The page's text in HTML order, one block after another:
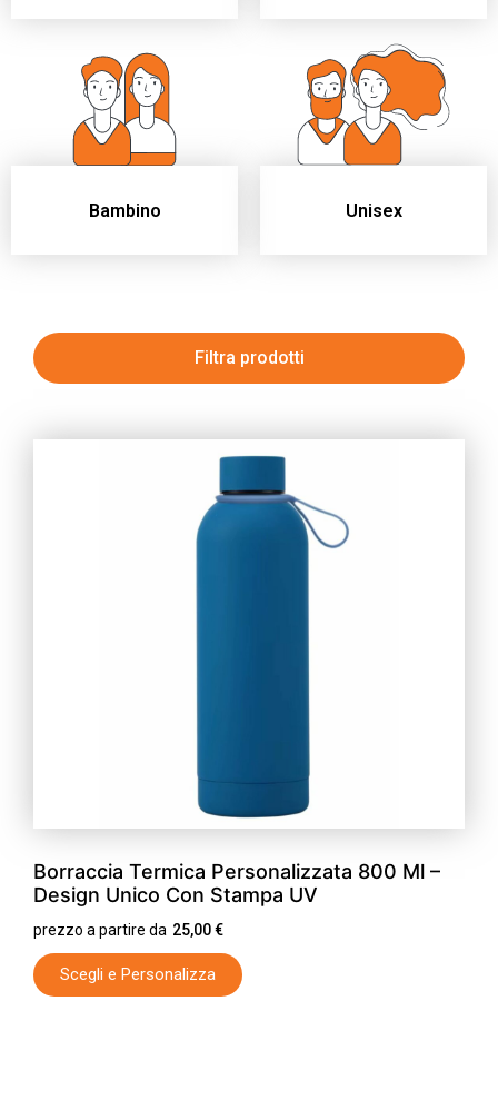
Bambino Unisex
Filtra prodotti
Borraccia Termica Personalizzata 800 Ml –
Design Unico Con Stampa UV
prezzo a partire da 25,00€
Scegli e Personalizza